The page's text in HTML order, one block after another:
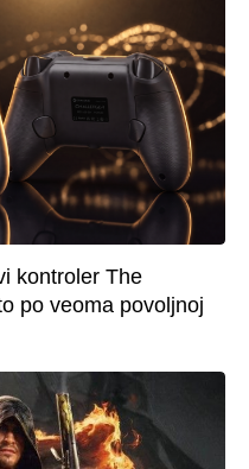
kontroler The
po veoma povoljnoj